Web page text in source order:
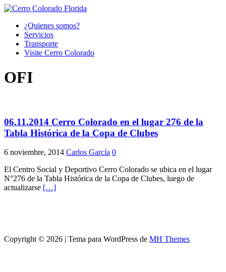
¿Quienes somos?
Servicios
Transporte
Visite Cerro Colorado
OFI
06.11.2014 Cerro Colorado en el lugar 276 de la
Tabla Histórica de la Copa de Clubes
6 noviembre, 2014 Carlos García 0
El Centro Social y Deportivo Cerro Colorado se ubica en el lugar
N°276 de la Tabla Histórica de la Copa de Clubes, luego de
actualizarse […]
Copyright © 2026 | Tema para WordPress de MH Themes